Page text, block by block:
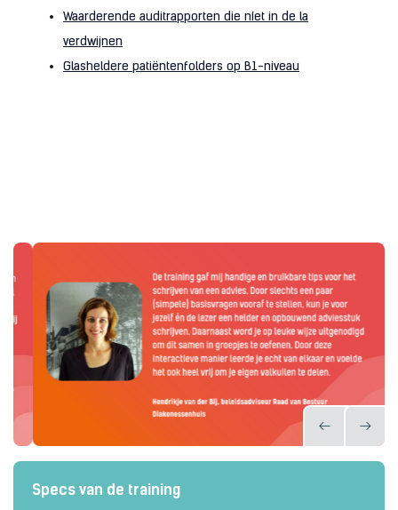
Waarderende auditrapporten die níet in de la
verdwijnen
Glasheldere patiëntenfolders op B1-niveau
Specs van de training